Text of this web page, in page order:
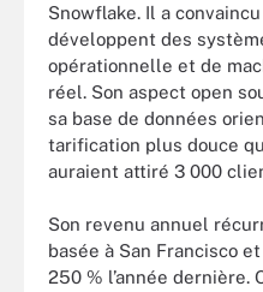
Snowflake. Il a
développent des
opérationnelle et de
réel. Son aspect open
sa base de données
tarification plus douce
auraient attiré 3 000
Son revenu annuel
basée à San Francisco
250 % l’année dernière.